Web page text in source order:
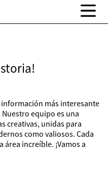
información más interesante
equipo es una
creativas, unidas para
como valiosos. Cada
increíble. ¡Vamos a